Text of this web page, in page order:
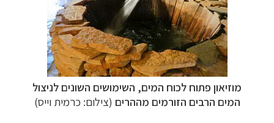
מוזיאון פתוח לכוח המים, השימושים השונים לניצול
המים הרבים הזורמים מההרים (צילום: כרמית וייס)